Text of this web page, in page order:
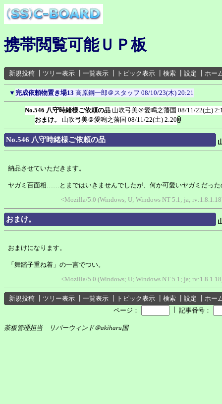
携帯閲覧可能ＵＰ板
新規投稿 ツリー表示 一覧表示 トピック表示 検索 設定 ホー
▼ 完成依頼物置き場13 高原鋼一郎＠スタッフ 08/10/23(木) 20:21
No.546 八守時緒様ご依頼の品 山吹弓美＠愛鳴之藩国 08/11/22(土)
おまけ。
山吹弓美＠愛鳴之藩国 08/11/22(土) 2:20
No.546 八守時緒様ご依頼の品
納品させていただきます。
ヤガミ百面相……とまではいきませんでしたが、何か可愛いヤガミだった
<Mozilla/5.0 (Windows; U; Windows NT 5.1; ja;
おまけ。
おまけになります。
「舞踏子重ね着」の一言でつい。
<Mozilla/5.0 (Windows; U; Windows NT 5.1; ja;
新規投稿 ツリー表示 一覧表示 トピック表示 検索 設定
ホー
ページ：
記事番号：
茶板管理担当 リバーウィンド＠akiharu国